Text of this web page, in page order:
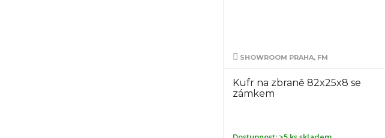
SHOWROOM PRAHA, FM
Kufr na zbraně 82x25x8 se
zámkem